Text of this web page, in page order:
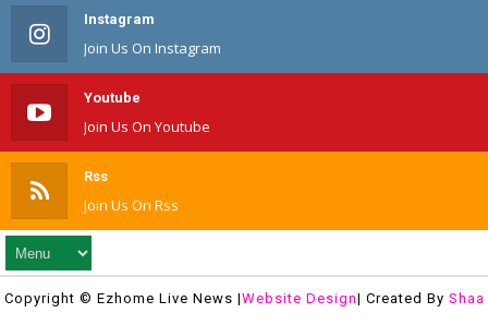
Instagram
Join Us On Instagram
Youtube
Join Us On Youtube
Rss
Join Us On Rss
Copyright © Ezhome Live News |Website Design| Created By Shaa